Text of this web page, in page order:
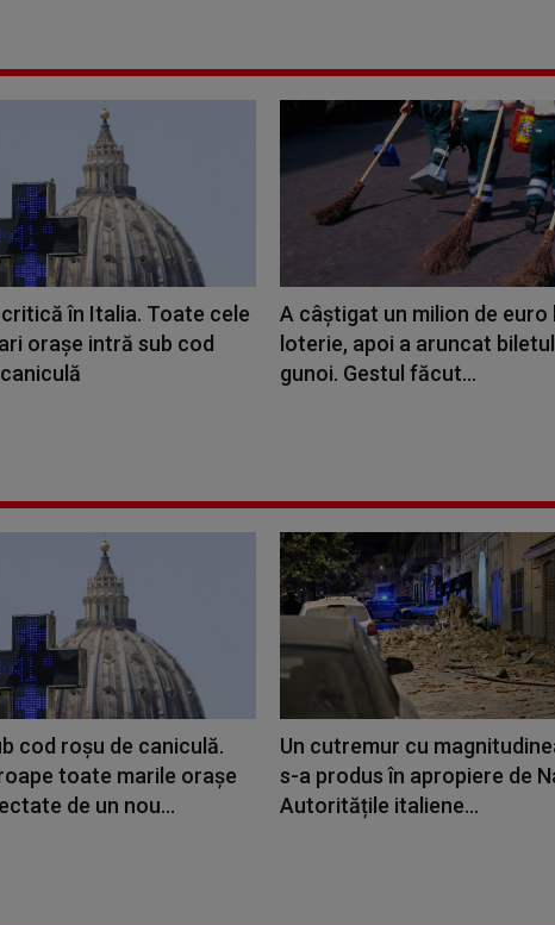
în Italia. Toate cele
orașe intră sub cod
A câștigat un milion de euro
loterie, apoi a aruncat
gunoi. Gestul făcut...
cod roşu de caniculă.
toate marile oraşe
de un nou...
Un cutremur cu
s-a produs în apropiere de
Autoritățile italiene...